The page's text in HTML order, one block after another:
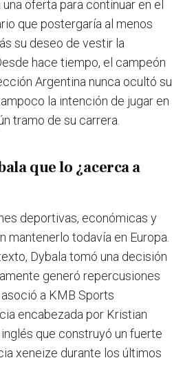
oferta para continuar en el
que postergaría al menos
su deseo de vestir la
hace tiempo, el campeón
Argentina nunca ocultó su
la intención de jugar en
tramo de su carrera.
que lo ¿acerca a
deportivas, económicas y
mantenerlo todavía en Europa.
Dybala tomó una decisión
generó repercusiones
a KMB Sports
encabezada por Kristian
que construyó un fuerte
xeneize durante los últimos